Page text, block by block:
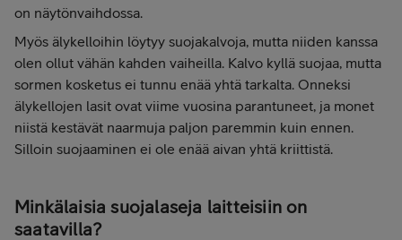
on näytönvaihdossa.
Myös älykelloihin löytyy suojakalvoja, mutta niiden kanssa
olen ollut vähän kahden vaiheilla. Kalvo kyllä suojaa, mutta
sormen kosketus ei tunnu enää yhtä tarkalta. Onneksi
älykellojen lasit ovat viime vuosina parantuneet, ja monet
niistä kestävät naarmuja paljon paremmin kuin ennen.
Silloin suojaaminen ei ole enää aivan yhtä kriittistä.
Minkälaisia suojalaseja laitteisiin on
saatavilla?